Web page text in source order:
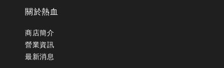
關於熱血
商店簡介
營業資訊
最新消息